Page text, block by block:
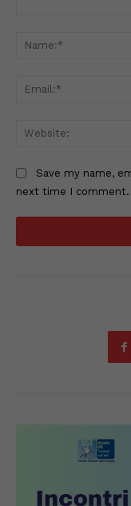
Save my name,
next time I comment.